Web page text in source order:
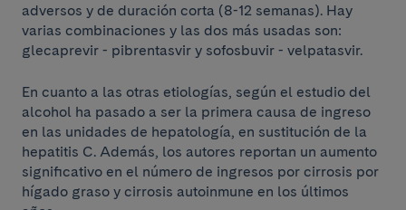
adversos y de duración corta (8-12 semanas). Hay
varias combinaciones y las dos más usadas son:
glecaprevir - pibrentasvir y sofosbuvir - velpatasvir.
En cuanto a las otras etiologías, según el estudio del
alcohol ha pasado a ser la primera causa de ingreso
en las unidades de hepatología, en sustitución de la
hepatitis C. Además, los autores reportan un aumento
significativo en el número de ingresos por cirrosis por
hígado graso y cirrosis autoinmune en los últimos